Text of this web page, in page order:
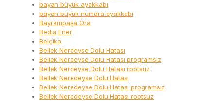
bayan büyük ayakkabı
bayan büyük numara ayakkabı
Bayrampaşa Ora
Bedia Ener
Belçika
Bellek Nerdeyse Dolu Hatası
Bellek Nerdeyse Dolu Hatası programsız
Bellek Nerdeyse Dolu Hatası rootsuz
Bellek Neredeyse Dolu Hatası
Bellek Neredeyse Dolu Hatası programsız
Bellek Neredeyse Dolu Hatası rootsuz